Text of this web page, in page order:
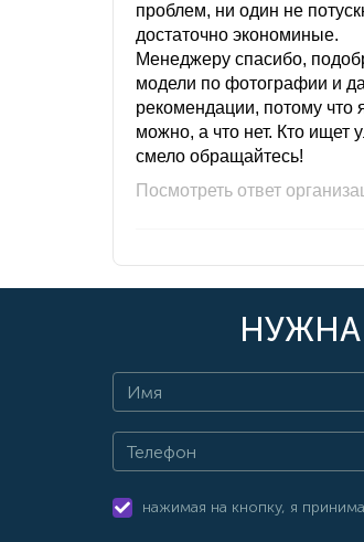
проблем, ни один не
достаточно экономиные.
Менеджеру спасибо,
модели по фотографии и
рекомендации, потому
можно, а что нет. Кто ищет
смело обращайтесь!
Посмотреть ответ
НУЖНА
нажимая на кнопку, я